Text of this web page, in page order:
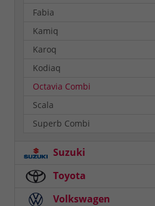
Fabia
Kamiq
Karoq
Kodiaq
Octavia Combi
Scala
Superb Combi
Suzuki
Toyota
Volkswagen